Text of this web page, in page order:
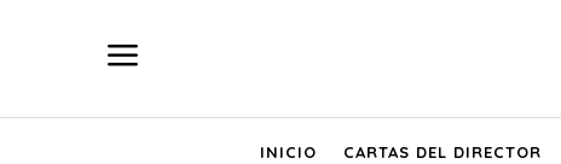
a
INICIO CARTAS DEL DIRECTOR